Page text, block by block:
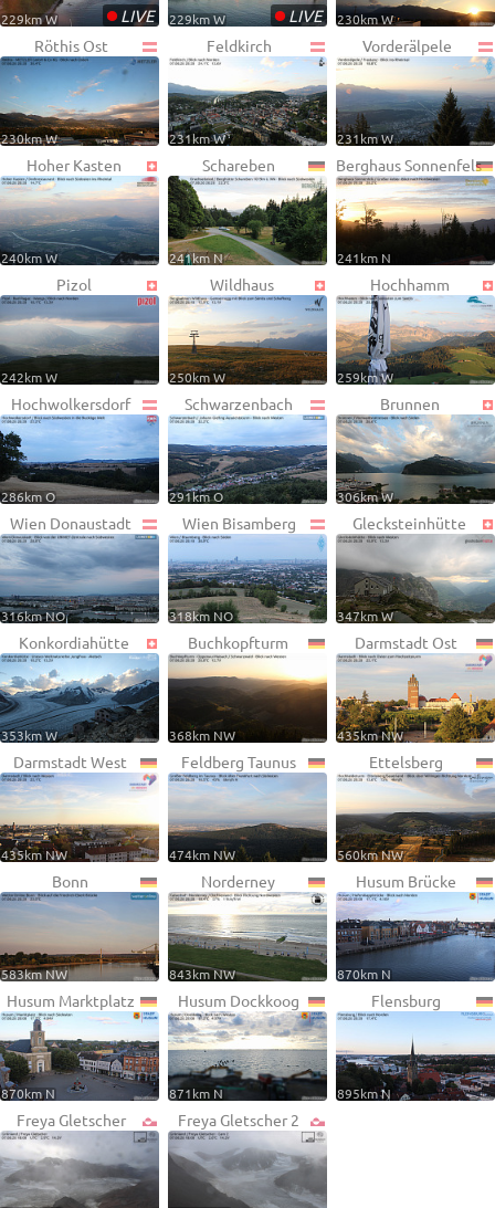
•LIVE
229km W •LIVE
229km W 230km W
Röthis Ost
230km W
Feldkirch
231km W
Vorderälpele
231km W
Hoher Kasten
240km W
Schareben
241km N
Berghaus Sonnenfels
241km N
Pizol
242km W
Wildhaus
250km W
Hochhamm
259km W
Hochwolkersdorf
286km O
Schwarzenbach
291km O
Brunnen
306km W
Wien Donaustadt
316km NO
Wien Bisamberg
318km NO
Glecksteinhütte
347km W
Konkordiahütte
353km W
Buchkopfturm
368km NW
Darmstadt Ost
435km NW
Darmstadt West
435km NW
Feldberg Taunus
474km NW
Ettelsberg
560km NW
Bonn
583km NW
Norderney
843km NW
Husum Brücke
870km N
Husum Marktplatz
870km N
Husum Dockkoog
871km N
Flensburg
895km N
Freya Gletscher Freya Gletscher 2